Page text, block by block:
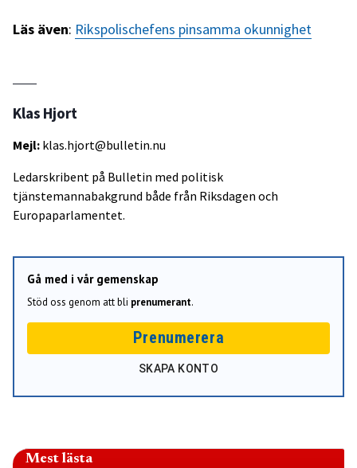
Läs även: Rikspolischefens pinsamma okunnighet
Klas Hjort
Mejl: klas.hjort@bulletin.nu
Ledarskribent på Bulletin med politisk
tjänstemannabakgrund både från Riksdagen och
Europaparlamentet.
Gå med i vår gemenskap
Stöd oss genom att bli prenumerant.
Prenumerera
SKAPA KONTO
Mest lästa